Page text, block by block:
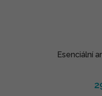
Esenciální